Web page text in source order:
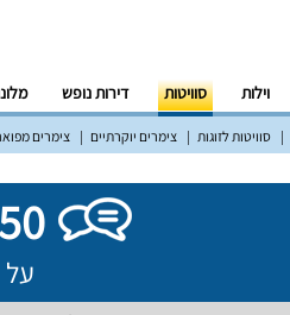
וילות סוויטות דירות נופש
סוויטות לזוגות צימרים יוקרתיים צימרים
16150
על 392 מתחמי אירוח שונים ברחבי הארץ